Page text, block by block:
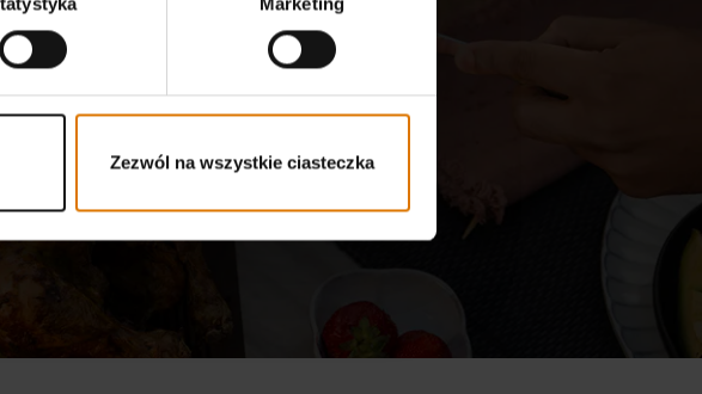
Zezwól na wszystkie ciasteczka